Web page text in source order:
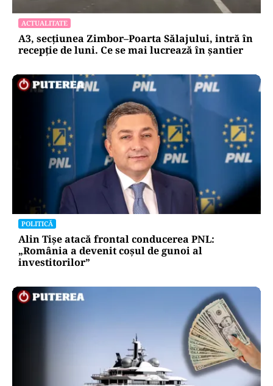
ACTUALITATE
A3, secțiunea Zimbor–Poarta Sălajului, intră în
recepție de luni. Ce se mai lucrează în șantier
POLITICĂ
Alin Tișe atacă frontal conducerea PNL:
„România a devenit coșul de gunoi al
investitorilor”